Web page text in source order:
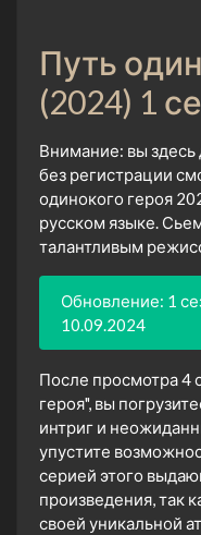
Путь
(2024) 1
Внимание: вы здесь
без регистрации
одинокого героя
русском языке.
талантливым
Обновление: 1
10.09.2024
После просмотра 4
героя", вы
интриг и
упустите
серией этого
произведения, так
своей уникальной